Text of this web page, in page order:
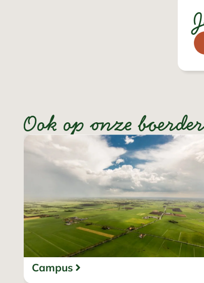
Ook op onze
Campus